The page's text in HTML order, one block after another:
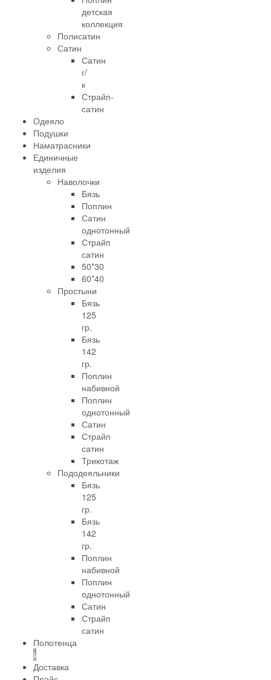
детская
коллекция
Полисатин
Сатин
Сатин
г/
к
Страйп-
сатин
Одеяло
Подушки
Наматрасники
Единичные
изделия
Наволочки
Бязь
Поплин
Сатин
однотонный
Страйп
сатин
50*30
60*40
Простыни
Бязь
125
гр.
Бязь
142
гр.
Поплин
набивной
Поплин
однотонный
Сатин
Страйп
сатин
Трикотаж
Пододеяльники
Бязь
125
гр.
Бязь
142
гр.
Поплин
набивной
Поплин
однотонный
Сатин
Страйп
сатин
Полотенца
Информация
Доставка